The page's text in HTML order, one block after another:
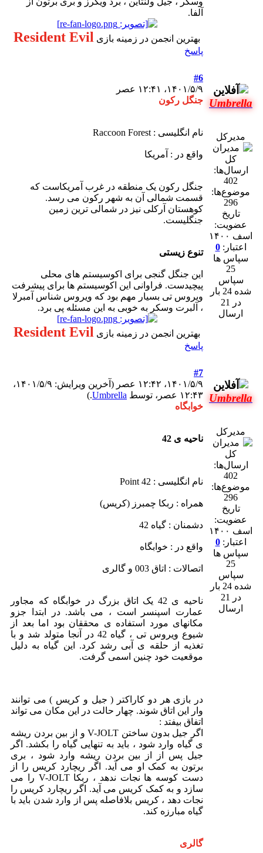
آلفا.
بهترین انجمن در زمینه بازی Resident Evil
پاسخ
Umbrella
مدیرکل
ارسال‌ها:
402
موضوع‌ها:
296
تاریخ
عضویت:
اسف ۱۴۰۰
اعتبار:0
سپاس ها
25
سپاس
شده 24 بار
در 21
ارسال
#6
۱۴۰۱/۵/۹، ۱۲:۴۱ عصر
جنگل رکون
نام انگلیسی : Raccoon Forest
واقع در : آمریکا
جنگل رکون یک منطقه در غرب آمریکاست که
قسمت شمالی آن به شهر رکون می رسد.
کوهستان آرکلی نیز در شمالی ترین زمین
جنگلیست.
تنوع زیستی
این جنگل گنجی برای اکوسیستم های محلی
پیچیدست. فراوانی این اکوسیستم ها برای پیشرفت
ویروس تی بسیار مهم بود که ویروس شناس آمبرلا
، آلبرت وسکر به خوبی به این مسئله پی برد.
بهترین انجمن در زمینه بازی Resident Evil
پاسخ
Umbrella
مدیرکل
ارسال‌ها:
402
موضوع‌ها:
296
تاریخ
عضویت:
اسف ۱۴۰۰
اعتبار:0
سپاس ها
25
سپاس
شده 24 بار
در 21
ارسال
#7
۱۴۰۱/۵/۹، ۱۲:۴۲ عصر
(آخرین ویرایش: ۱۴۰۱/۵/۹،
۱۲:۴۳ عصر، توسط
Umbrella
.)
خوابگاه
ناحیه ی 42
نام انگلیسی : Point 42
همراه : ربکا چمبرز (کریس)
دشمنان : گیاه 42
واقع در : خوابگاه
اتصالات : اتاق 003 و گالری
ناحیه ی 42 یک اتاق بزرگ در خوابگاه که مجاور
عمارت اسپنسر است ، می باشد. در ابتدا جزو
مکانهای مورد استفاده ی محققان بود اما بعد از
شیوع ویروس تی ، گیاه 42 در آنجا متولد شد و با
تغذیه از حلقه ی آبی رشد کرد. این گیاه به دلیل
موقعیت خود چنین اسمی گرفت.
در بازی هر دو کاراکتر ( جیل و کریس ) می توانند
وار این اتاق شوند. چهار حالت در این مکان می تواند
اتفاق بیفتد :
اگر جیل بدون ساختن V-JOLT و از بین بردن ریشه
ی گیاه وارد شود ، باید به تنهایی گیاه را بکشد. اگر
جیل پس از از بین بردن ریشه وارد شود ، بری
برتون به کمک او می آید. اگر ریچارد کریس را از
دست کوسه ها نجات ندهد ، ربکا V-JOLT را می
سازد و به کمک کریس می آید. اگر ریچارد کریس را
نجات دهد ، کریس بلافاصله پس از وارد شدن باید با
گیاه مبارزه کند.
گالری